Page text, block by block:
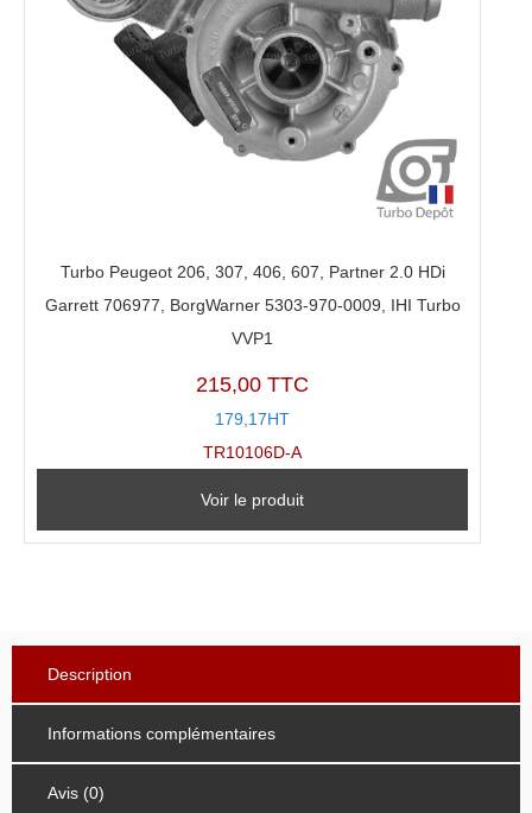
Turbo Peugeot 206, 307, 406, 607, Partner 2.0 HDi
Garrett 706977, BorgWarner 5303-970-0009, IHI Turbo
VVP1
215,00 TTC
179,17HT
TR10106D-A
Voir le produit
Description
Informations complémentaires
Avis (0)